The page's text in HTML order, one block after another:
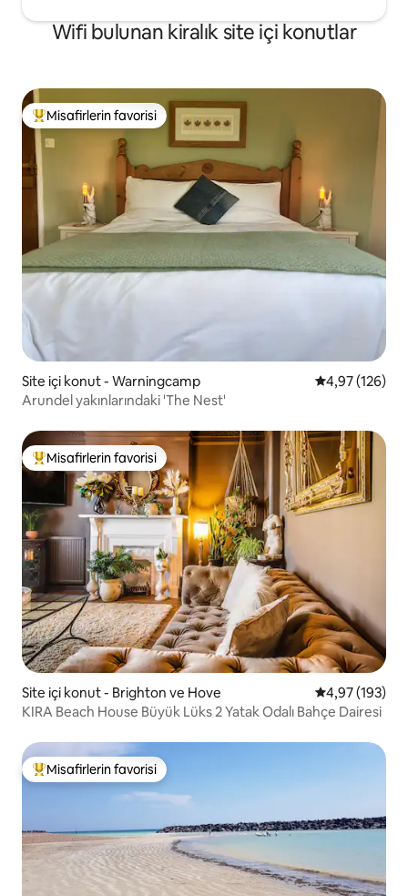
Wifi bulunan kiralık site içi konutlar
Misafirlerin favorilerinden en beğenilenler arasında
Misafirlerin favorisi
Site içi konut - Warningcamp 5 üzerinden
4,97 (126)
Arundel yakınlarındaki 'The Nest'
Misafirlerin favorilerinden en beğenilenler arasında
Misafirlerin favorisi
Site içi konut - Brighton ve Hove 5 üzerinden
4,97 (193)
KIRA Beach House Büyük Lüks 2 Yatak Odalı Bahçe Dairesi
Misafirlerin favorilerinden en beğenilenler arasında
Misafirlerin favorisi